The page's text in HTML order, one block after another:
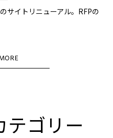
サイトリニューアル。RFPの
テゴリー